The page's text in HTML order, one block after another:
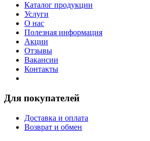
Каталог продукции
Услуги
О нас
Полезная информация
Акции
Отзывы
Вакансии
Контакты
Для покупателей
Доставка и оплата
Возврат и обмен